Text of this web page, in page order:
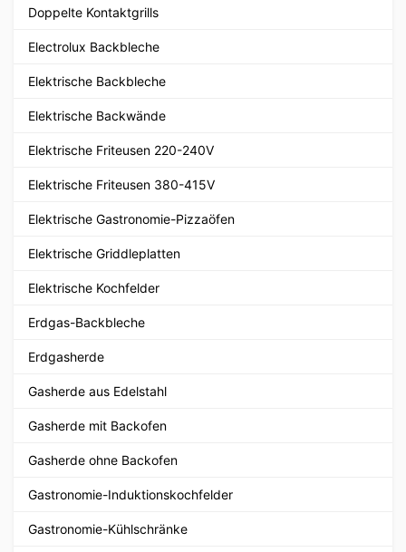
Doppelte Kontaktgrills
Electrolux Backbleche
Elektrische Backbleche
Elektrische Backwände
Elektrische Friteusen 220-240V
Elektrische Friteusen 380-415V
Elektrische Gastronomie-Pizzaöfen
Elektrische Griddleplatten
Elektrische Kochfelder
Erdgas-Backbleche
Erdgasherde
Gasherde aus Edelstahl
Gasherde mit Backofen
Gasherde ohne Backofen
Gastronomie-Induktionskochfelder
Gastronomie-Kühlschränke